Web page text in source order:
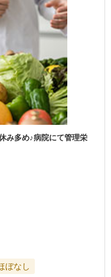
み多め♪病院にて管理栄
ぼなし